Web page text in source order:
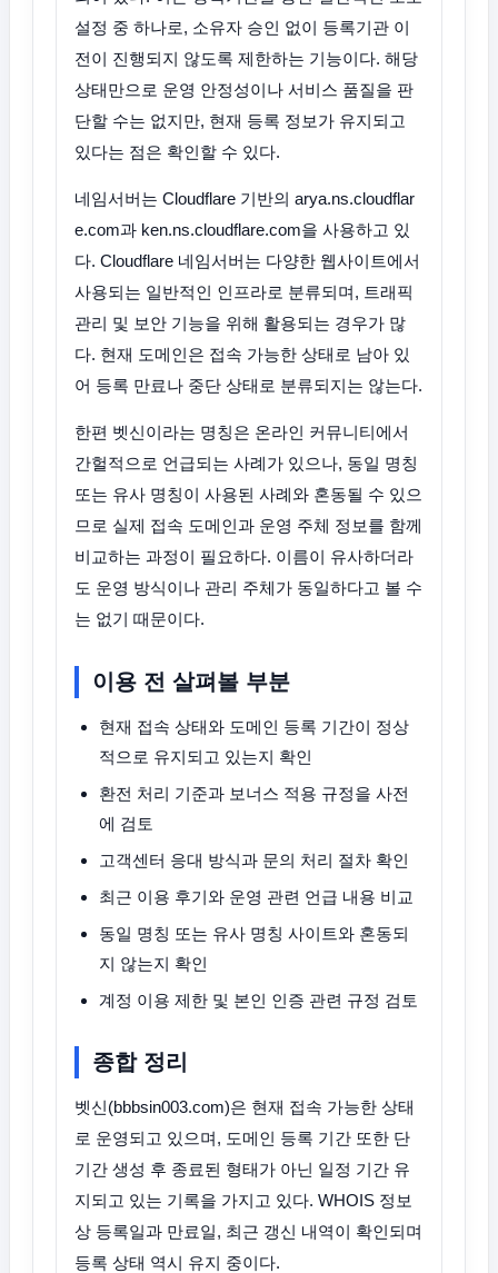
설정 중 하나로, 소유자 승인 없이 등록기관 이
전이 진행되지 않도록 제한하는 기능이다. 해당
상태만으로 운영 안정성이나 서비스 품질을 판
단할 수는 없지만, 현재 등록 정보가 유지되고
있다는 점은 확인할 수 있다.
네임서버는 Cloudflare 기반의 arya.ns.cloudflar
e.com과 ken.ns.cloudflare.com을 사용하고 있
다. Cloudflare 네임서버는 다양한 웹사이트에서
사용되는 일반적인 인프라로 분류되며, 트래픽
관리 및 보안 기능을 위해 활용되는 경우가 많
다. 현재 도메인은 접속 가능한 상태로 남아 있
어 등록 만료나 중단 상태로 분류되지는 않는다.
한편 벳신이라는 명칭은 온라인 커뮤니티에서
간헐적으로 언급되는 사례가 있으나, 동일 명칭
또는 유사 명칭이 사용된 사례와 혼동될 수 있으
므로 실제 접속 도메인과 운영 주체 정보를 함께
비교하는 과정이 필요하다. 이름이 유사하더라
도 운영 방식이나 관리 주체가 동일하다고 볼 수
는 없기 때문이다.
이용 전 살펴볼 부분
현재 접속 상태와 도메인 등록 기간이 정상
적으로 유지되고 있는지 확인
환전 처리 기준과 보너스 적용 규정을 사전
에 검토
고객센터 응대 방식과 문의 처리 절차 확인
최근 이용 후기와 운영 관련 언급 내용 비교
동일 명칭 또는 유사 명칭 사이트와 혼동되
지 않는지 확인
계정 이용 제한 및 본인 인증 관련 규정 검토
종합 정리
벳신(bbbsin003.com)은 현재 접속 가능한 상태
로 운영되고 있으며, 도메인 등록 기간 또한 단
기간 생성 후 종료된 형태가 아닌 일정 기간 유
지되고 있는 기록을 가지고 있다. WHOIS 정보
상 등록일과 만료일, 최근 갱신 내역이 확인되며
등록 상태 역시 유지 중이다.